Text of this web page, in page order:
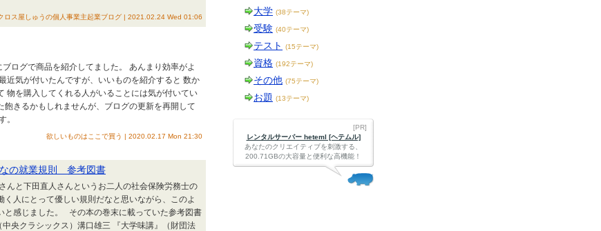
ロス屋しゅうの個人事業主起業ブログ | 2021.02.24 Wed 01:06
ログで商品を紹介してました。 あんまり効率がよ
近気が付いたんですが、いいものを紹介すると 数か
物を購入してくれる人がいることには気が付いてい
きるかもしれませんが、ブログの更新を再開して
す。
欲しいものはここで買う | 2020.02.17 Mon 21:30
の就業規則 参考図書
と下田直人さんというお二人の社会保険労務士の
人にとって優しい規則だなと思いながら、このよ
と感じました。 その本の巻末に載っていた参考図書
央クラシックス）溝口雄三 『大学味講』（財団法
大学 (38テーマ)
受験 (40テーマ)
テスト (15テーマ)
資格 (192テーマ)
その他 (75テーマ)
お題 (13テーマ)
[PR]
レンタルサーバー heteml [ヘテムル]
あなたのクリエイティブを刺激する、
200.71GBの大容量と便利な高機能！